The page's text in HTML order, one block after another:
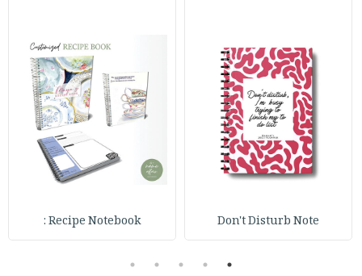
مناسباتيتكرر
طرحها
خدمات
وفرات
انشر
تواصل
معنا
التسوق
الإصدارات
Don't Disturb Note
Recipe Notebook :
1
2
3
4
5